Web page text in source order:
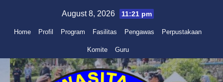
content
August 8, 2026 11:21 pm
Home Profil Program Fasilitas Pengawas Perpustakaan
Komite Guru